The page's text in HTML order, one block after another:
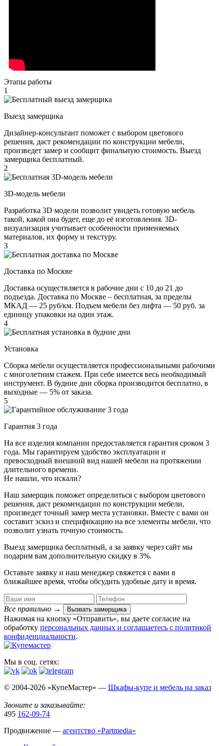
Этапы работы
1
Выезд замерщика
Дизайнер-консультант поможет с выбором цветового
решения, даст рекомендации по конструкции мебели,
произведет замер и сообщит финальную стоимость. Выезд
замерщика бесплатный.
2
3D-модель мебели
Разработка 3D модели позволит увидеть готовую мебель
такой, какой она будет, еще до её изготовления. 3D-
визуализация учитывает особенности применяемых
материалов, их форму и текстуру.
3
Доставка по Москве
Доставка осуществляется в рабочие дни с 10 до 21 до
подъезда. Доставка по Москве – бесплатная, за пределы
МКАД — 25 руб/км. Подъем мебели без лифта — 50 руб. за
единицу упаковки на один этаж.
4
Установка
Сборка мебели осуществляется профессиональными рабочими
с многолетним стажем. При себе имеется весь необходимый
инструмент. В будние дни сборка производится бесплатно, в
выходные — 5% от заказа.
5
Гарантия 3 года
На все изделия компании предоставляется гарантия сроком 3
года. Мы гарантируем удобство эксплуатации и
превосходный внешний вид нашей мебели на протяжении
длительного времени.
Не нашли, что искали?
Наш замерщик поможет определиться с выбором цветового
решения, даст рекомендации по конструкции мебели,
произведет точный замер места установки. Вместе с вами он
составит эскиз и спецификацию на все элементы мебели, что
позволит узнать точную стоимость.
Выезд замерщика бесплатный, а за заявку через сайт мы
подарим вам дополнительную скидку в 3%.
Оставьте заявку и наш менеджер свяжется с вами в
ближайшее время, чтобы обсудить удобные дату и время.
Все правильно → Вызвать замерщика
Нажимая на кнопку «Отправить», вы даете согласие на
обработку персональных данных​ и соглашаетесь c политикой
конфиденциальности.
Мы в соц. сетях:
© 2004-2026 «КупеМастер» — Шкафы-купе и мебель на заказ
Звоните и заказывайте:
495 162-09-74
Продвижение — агентство «Partmedia»